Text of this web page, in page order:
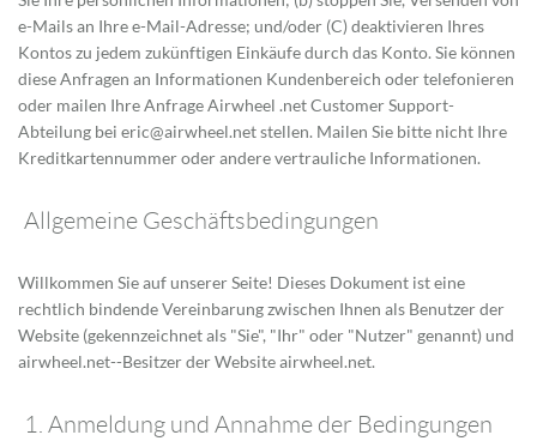
e-Mails an Ihre e-Mail-Adresse; und/oder (C) deaktivieren Ihres
Kontos zu jedem zukünftigen Einkäufe durch das Konto. Sie können
diese Anfragen an Informationen Kundenbereich oder telefonieren
oder mailen Ihre Anfrage Airwheel .net Customer Support-
Abteilung bei eric@airwheel.net stellen. Mailen Sie bitte nicht Ihre
Kreditkartennummer oder andere vertrauliche Informationen.
Allgemeine Geschäftsbedingungen
Willkommen Sie auf unserer Seite! Dieses Dokument ist eine
rechtlich bindende Vereinbarung zwischen Ihnen als Benutzer der
Website (gekennzeichnet als "Sie", "Ihr" oder "Nutzer" genannt) und
airwheel.net--Besitzer der Website airwheel.net.
1. Anmeldung und Annahme der Bedingungen